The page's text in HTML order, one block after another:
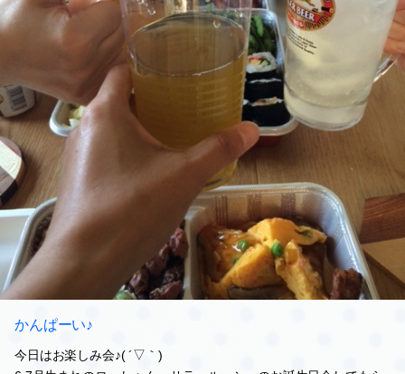
かんぱーい♪
今日はお楽しみ会♪( ´▽｀)